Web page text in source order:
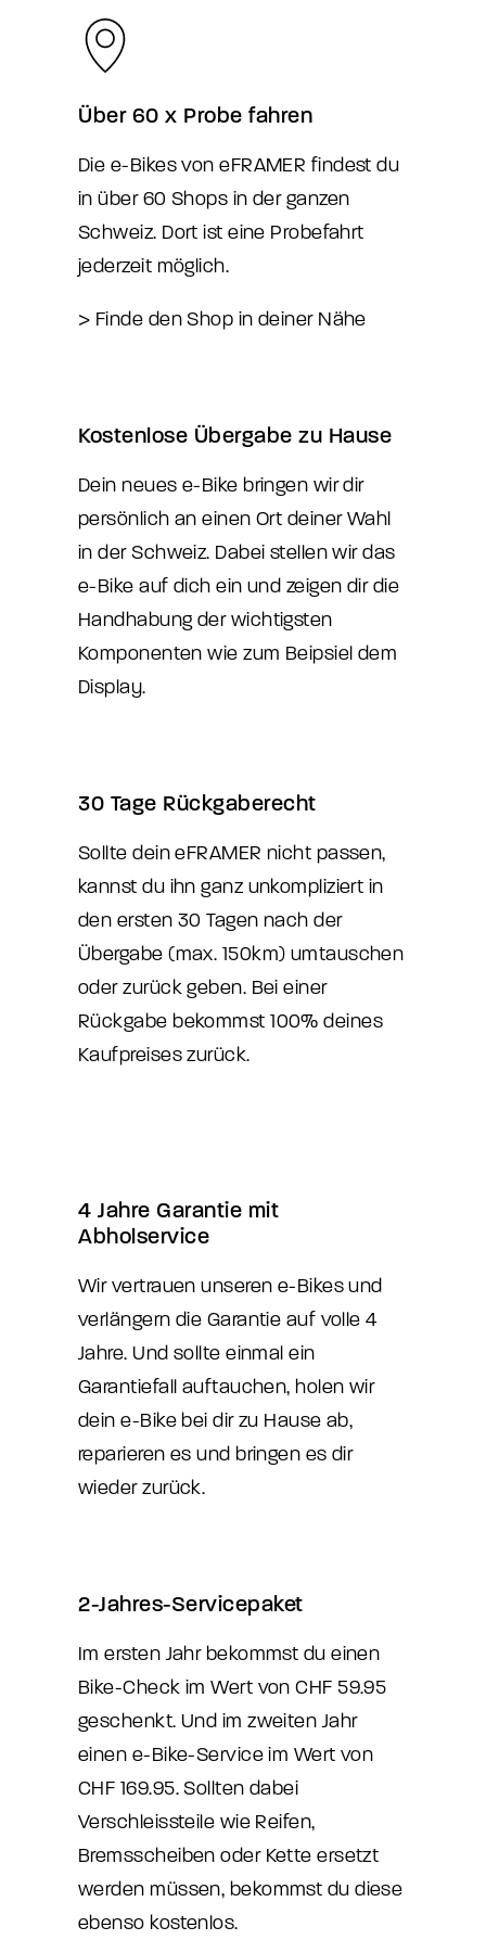
Über 60 x Probe fahren
Die e-Bikes von eFRAMER findest du
in über 60 Shops in der ganzen
Schweiz. Dort ist eine Probefahrt
jederzeit möglich.
> Finde den Shop in deiner Nähe
Kostenlose Übergabe zu Hause
Dein neues e-Bike bringen wir dir
persönlich an einen Ort deiner Wahl
in der Schweiz. Dabei stellen wir das
e-Bike auf dich ein und zeigen dir die
Handhabung der wichtigsten
Komponenten wie zum Beipsiel dem
Display.
30 Tage Rückgaberecht
Sollte dein eFRAMER nicht passen,
kannst du ihn ganz unkompliziert in
den ersten 30 Tagen nach der
Übergabe (max. 150km) umtauschen
oder zurück geben. Bei einer
Rückgabe bekommst 100% deines
Kaufpreises zurück.
4 Jahre Garantie mit
Abholservice
Wir vertrauen unseren e-Bikes und
verlängern die Garantie auf volle 4
Jahre. Und sollte einmal ein
Garantiefall auftauchen, holen wir
dein e-Bike bei dir zu Hause ab,
reparieren es und bringen es dir
wieder zurück.
2-Jahres-Servicepaket
Im ersten Jahr bekommst du einen
Bike-Check im Wert von CHF 59.95
geschenkt. Und im zweiten Jahr
einen e-Bike-Service im Wert von
CHF 169.95. Sollten dabei
Verschleissteile wie Reifen,
Bremsscheiben oder Kette ersetzt
werden müssen, bekommst du diese
ebenso kostenlos.